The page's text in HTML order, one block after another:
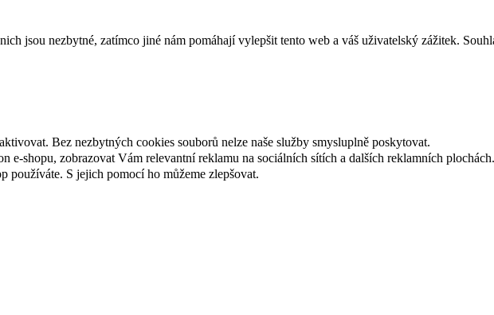
jsou nezbytné, zatímco jiné nám pomáhají vylepšit tento web a váš uživatelský zážitek.
Bez nezbytných cookies souborů nelze naše služby smysluplně poskytovat.
e-shopu, zobrazovat Vám relevantní reklamu na sociálních sítích a dalších reklamních plochách.
používáte. S jejich pomocí ho můžeme zlepšovat.